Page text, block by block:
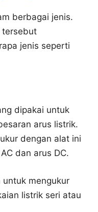
berbagai jenis.
tersebut
jenis seperti
dipakai untuk
arus listrik.
dengan alat ini
dan arus DC.
untuk mengukur
listrik seri atau